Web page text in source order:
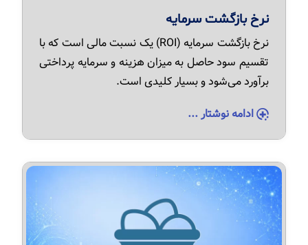
نرخ بازگشت سرمایه
نرخ بازگشت سرمایه (ROI) یک نسبت مالی است که با
تقسیم سود حاصل به میزان هزینه و سرمایه پرداختی
برآورد می‌شود و بسیار کلیدی است.
ادامه نوشتار ...